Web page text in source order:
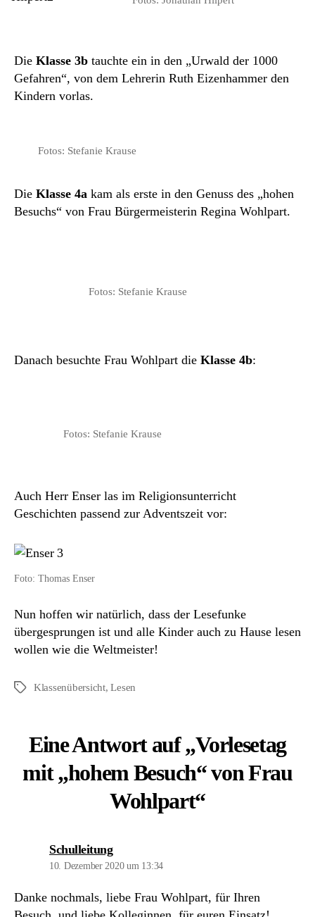
Die Klasse 3b tauchte ein in den „Urwald der 1000
Gefahren“, von dem Lehrerin Ruth Eizenhammer den
Kindern vorlas.
Fotos: Stefanie Krause
Die Klasse 4a kam als erste in den Genuss des „hohen
Besuchs“ von Frau Bürgermeisterin Regina Wohlpart.
Fotos: Stefanie Krause
Danach besuchte Frau Wohlpart die Klasse 4b:
Fotos: Stefanie Krause
Auch Herr Enser las im Religionsunterricht
Geschichten passend zur Adventszeit vor:
Foto: Thomas Enser
Nun hoffen wir natürlich, dass der Lesefunke
übergesprungen ist und alle Kinder auch zu Hause lesen
wollen wie die Weltmeister!
Schlagwörter
Klassenübersicht,Lesen
Eine Antwort auf „Vorlesetag
mit „hohem Besuch“ von Frau
Wohlpart“
Schulleitungsagt:
10. Dezember 2020 um 13:34
Danke nochmals, liebe Frau Wohlpart, für Ihren